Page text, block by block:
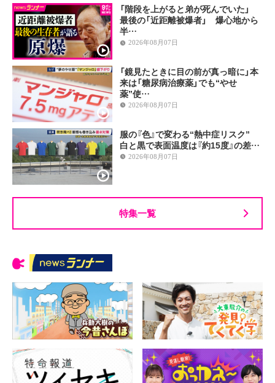
「階段を上がると弟が死んでいた」
最後の「近距離被爆者」 爆心地から
半…
2026年08月07日
「鏡見たときに目の前が真っ暗に」本
来は「糖尿病治療薬」でも“やせ
薬”使…
2026年08月07日
服の『色』で変わる“熱中症リスク”
白と黒で表面温度は『約15度』の差…
2026年08月07日
特集一覧